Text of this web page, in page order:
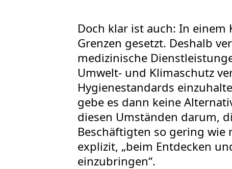
Doch klar ist auch: In
Grenzen gesetzt. Deshalb
medizinische
Umwelt- und Klimaschutz
Hygienestandards
gebe es dann keine
diesen Umständen darum,
Beschäftigten so gering
explizit, „beim Entdecken
einzubringen“.